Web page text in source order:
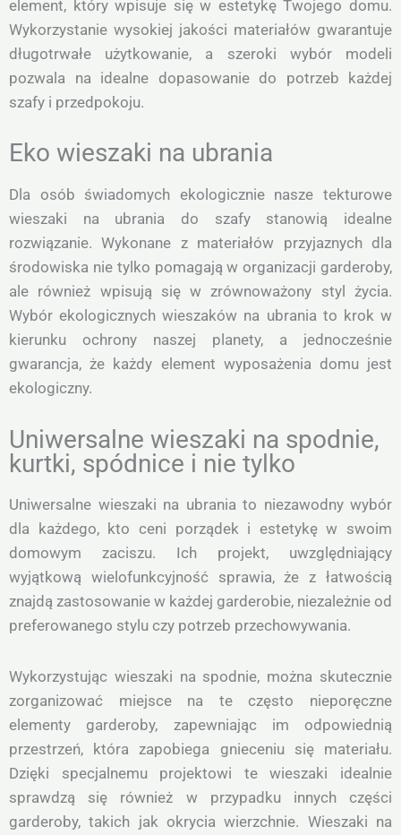
element, który wpisuje się w estetykę Twojego domu.
Wykorzystanie wysokiej jakości materiałów gwarantuje
długotrwałe użytkowanie, a szeroki wybór modeli
pozwala na idealne dopasowanie do potrzeb każdej
szafy i przedpokoju.
Eko wieszaki na ubrania
Dla osób świadomych ekologicznie nasze tekturowe
wieszaki na ubrania do szafy stanowią idealne
rozwiązanie. Wykonane z materiałów przyjaznych dla
środowiska nie tylko pomagają w organizacji garderoby,
ale również wpisują się w zrównoważony styl życia.
Wybór ekologicznych wieszaków na ubrania to krok w
kierunku ochrony naszej planety, a jednocześnie
gwarancja, że każdy element wyposażenia domu jest
ekologiczny.
Uniwersalne wieszaki na spodnie,
kurtki, spódnice i nie tylko
Uniwersalne wieszaki na ubrania to niezawodny wybór
dla każdego, kto ceni porządek i estetykę w swoim
domowym zaciszu. Ich projekt, uwzględniający
wyjątkową wielofunkcyjność sprawia, że z łatwością
znajdą zastosowanie w każdej garderobie, niezależnie od
preferowanego stylu czy potrzeb przechowywania.
Wykorzystując wieszaki na spodnie, można skutecznie
zorganizować miejsce na te często nieporęczne
elementy garderoby, zapewniając im odpowiednią
przestrzeń, która zapobiega gnieceniu się materiału.
Dzięki specjalnemu projektowi te wieszaki idealnie
sprawdzą się również w przypadku innych części
garderoby, takich jak okrycia wierzchnie. Wieszaki na